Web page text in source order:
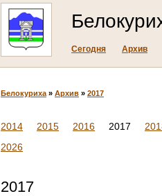
Сегодня Архив
Белокуриха » Архив » 2017
2014 2015 2016 2017
2026
2017